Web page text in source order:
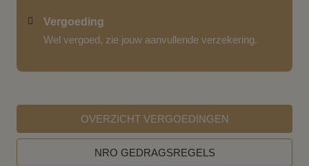
Vergoeding
Wel vergoed, zie jouw aanvullende verzekering.
OVERZICHT VERGOEDINGEN
NRO GEDRAGSREGELS